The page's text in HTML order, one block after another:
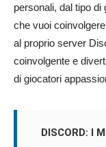
personali, dal tipo
che vuoi
al proprio server
coinvolgente e
di giocatori
DISCORD: I